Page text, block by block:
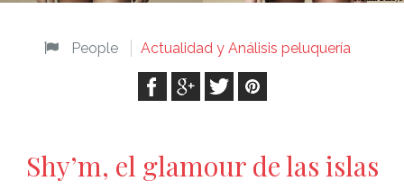
People Actualidad y Análisis peluquería
Shy’m, el glamour de las islas